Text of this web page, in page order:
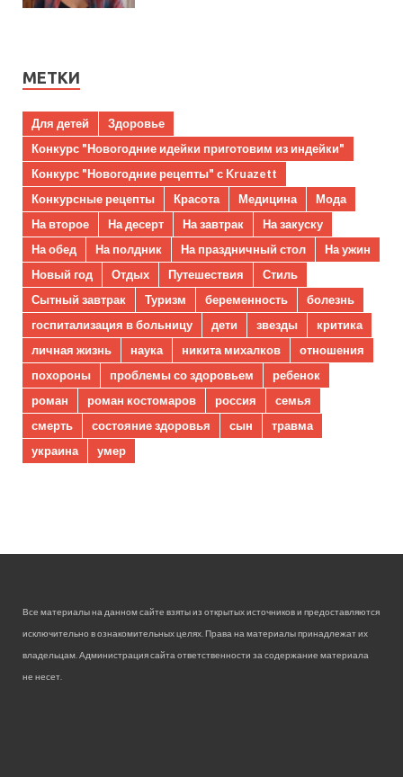
МЕТКИ
Для детей
Здоровье
Конкурс "Новогодние идейки приготовим из индейки"
Конкурс "Новогодние рецепты" с Kruazett
Конкурсные рецепты
Красота Медицина
Мода
На второе
На десерт На завтрак
На закуску
На обед
На полдник На праздничный стол
На ужин
Новый год
Отдых Путешествия
Стиль
Сытный завтрак
Туризм беременность
болезнь
госпитализация в больницу
дети звезды
критика
личная жизнь
наука никита михалков
отношения
похороны
проблемы со здоровьем
ребенок
роман
роман костомаров россия
семья
смерть
состояние здоровья сын
травма
украина
умер
Все материалы на данном сайте взяты из открытых источников и предоставляются
исключительно в ознакомительных целях. Права на материалы принадлежат их
владельцам. Администрация сайта ответственности за содержание материала
не несет.